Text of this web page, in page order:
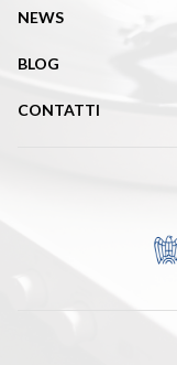
NEWS
BLOG
CONTATTI